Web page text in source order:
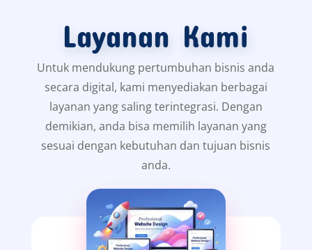
Layanan Kami
Untuk mendukung pertumbuhan bisnis anda
secara digital, kami menyediakan berbagai
layanan yang saling terintegrasi. Dengan
demikian, anda bisa memilih layanan yang
sesuai dengan kebutuhan dan tujuan bisnis
anda.